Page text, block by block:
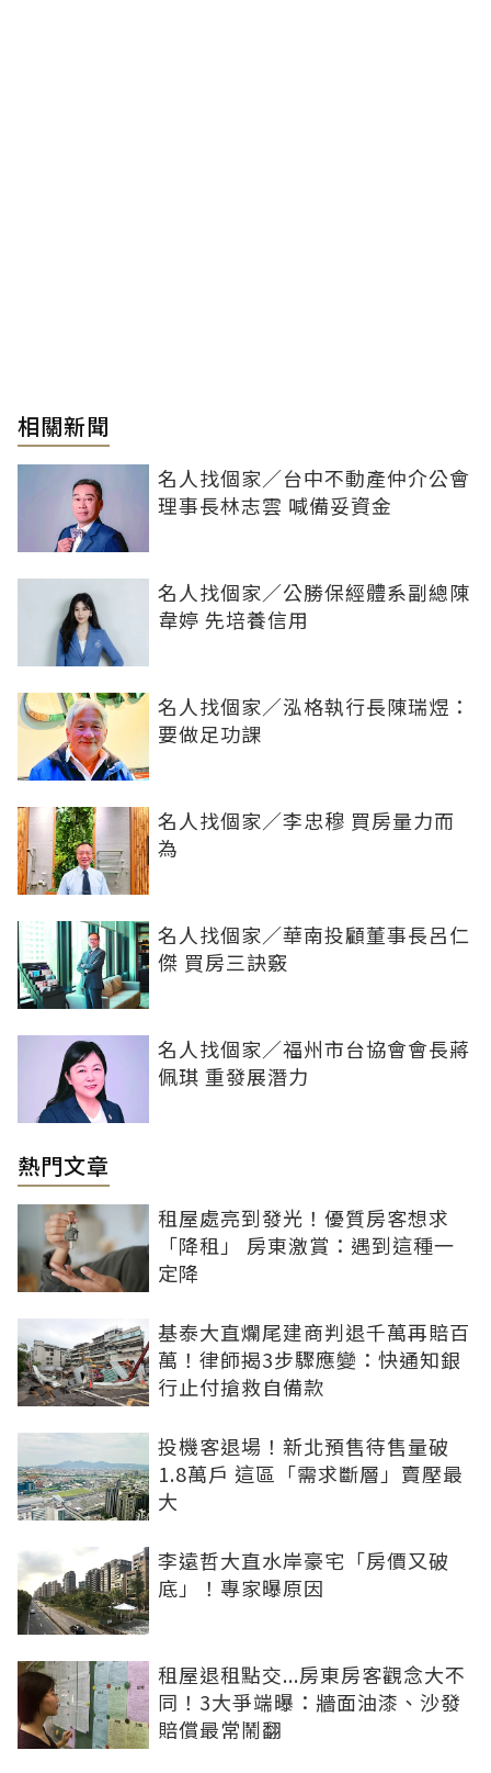
相關新聞
名人找個家／台中不動產仲介公會
理事長林志雲 喊備妥資金
名人找個家／公勝保經體系副總陳
韋婷 先培養信用
名人找個家／泓格執行長陳瑞煜：
要做足功課
名人找個家／李忠穆 買房量力而
為
名人找個家／華南投顧董事長呂仁
傑 買房三訣竅
名人找個家／福州市台協會會長蔣
佩琪 重發展潛力
熱門文章
租屋處亮到發光！優質房客想求
「降租」 房東激賞：遇到這種一
定降
基泰大直爛尾建商判退千萬再賠百
萬！律師揭3步驟應變：快通知銀
行止付搶救自備款
投機客退場！新北預售待售量破
1.8萬戶 這區「需求斷層」賣壓最
大
李遠哲大直水岸豪宅「房價又破
底」！專家曝原因
租屋退租點交...房東房客觀念大不
同！3大爭端曝：牆面油漆、沙發
賠償最常鬧翻